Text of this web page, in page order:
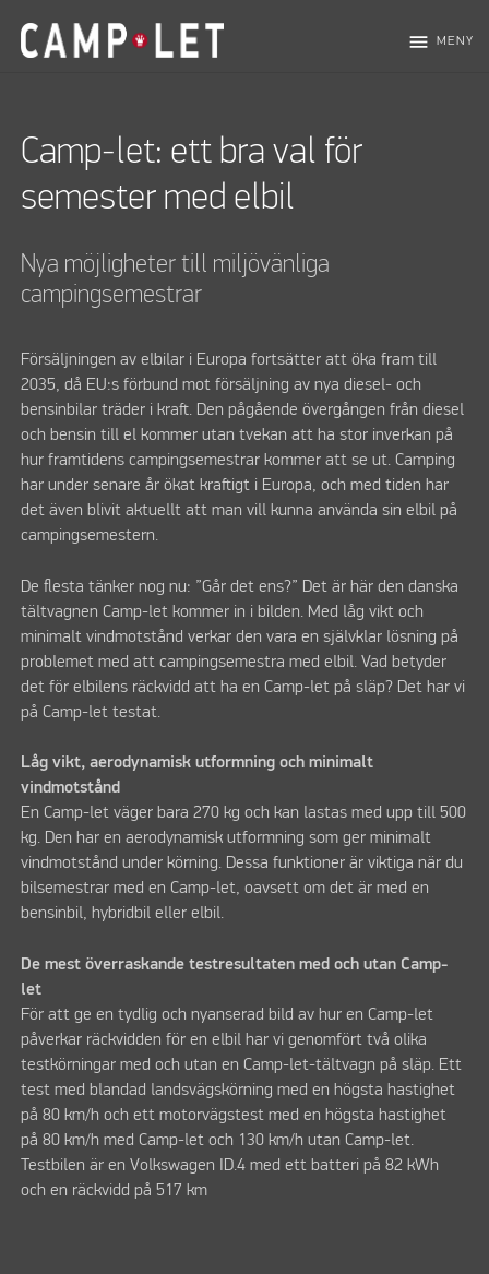
menu MENY
Camp-let: ett bra val för
semester med elbil
Nya möjligheter till miljövänliga
campingsemestrar
Försäljningen av elbilar i Europa fortsätter att öka fram till
2035, då EU:s förbund mot försäljning av nya diesel- och
bensinbilar träder i kraft. Den pågående övergången från diesel
och bensin till el kommer utan tvekan att ha stor inverkan på
hur framtidens campingsemestrar kommer att se ut. Camping
har under senare år ökat kraftigt i Europa, och med tiden har
det även blivit aktuellt att man vill kunna använda sin elbil på
campingsemestern.
De flesta tänker nog nu: ”Går det ens?” Det är här den danska
tältvagnen Camp-let kommer in i bilden. Med låg vikt och
minimalt vindmotstånd verkar den vara en självklar lösning på
problemet med att campingsemestra med elbil. Vad betyder
det för elbilens räckvidd att ha en Camp-let på släp? Det har vi
på Camp-let testat.
Låg vikt, aerodynamisk utformning och minimalt
vindmotstånd
En Camp-let väger bara 270 kg och kan lastas med upp till 500
kg. Den har en aerodynamisk utformning som ger minimalt
vindmotstånd under körning. Dessa funktioner är viktiga när du
bilsemestrar med en Camp-let, oavsett om det är med en
bensinbil, hybridbil eller elbil.
De mest överraskande testresultaten med och utan Camp-
let
För att ge en tydlig och nyanserad bild av hur en Camp-let
påverkar räckvidden för en elbil har vi genomfört två olika
testkörningar med och utan en Camp-let-tältvagn på släp. Ett
test med blandad landsvägskörning med en högsta hastighet
på 80 km/h och ett motorvägstest med en högsta hastighet
på 80 km/h med Camp-let och 130 km/h utan Camp-let.
Testbilen är en Volkswagen ID.4 med ett batteri på 82 kWh
och en räckvidd på 517 km